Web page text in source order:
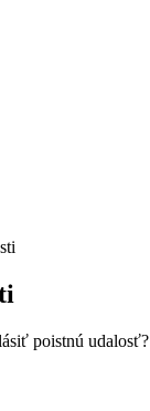
poistnú udalosť?